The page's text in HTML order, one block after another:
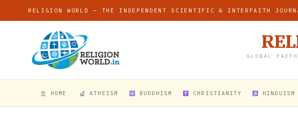
RELIGION WORLD — THE INDEPENDENT SCIENTIFIC & INTERFAITH
GLOBAL
HOME ATHEISM BUDDHISM CHRISTIANITY HINDUISM